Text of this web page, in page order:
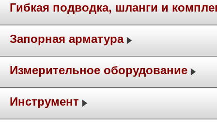
Гибкая подводка, шланги и
Запорная арматура
Измерительное оборудование
Инструмент